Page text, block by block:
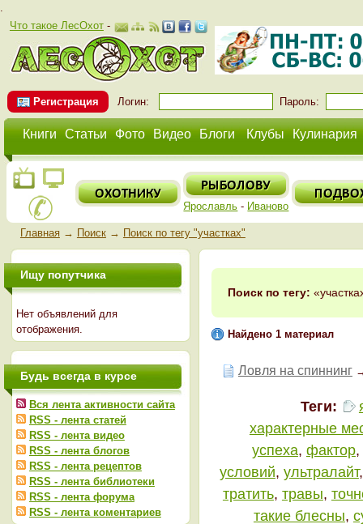
.
Что такое ЛесОхот-
Регистрация Логин: Пароль:
Книги Статьи Фото Видео Блоги Клубы Кулинария
Ярославль - Иваново
Главная→ Поиск→ Поиск по тегу "участках"
Поиск по тегу:
Найдено 1 материал
Ловля на спиннинг
Теги:
характерные
успеха, фактор,
условий, ультралайт
тратить, травы,
такие блесны,
Ищу попутчика
Нет объявлений для
отображения.
Будь всегда в курсе
Вся лента активности сайта
RSS - лента статей
RSS - лента видео
RSS - лента блогов
RSS - лента рецептов
RSS - лента библиотеки
RSS - лента форума
RSS - лента коментариев